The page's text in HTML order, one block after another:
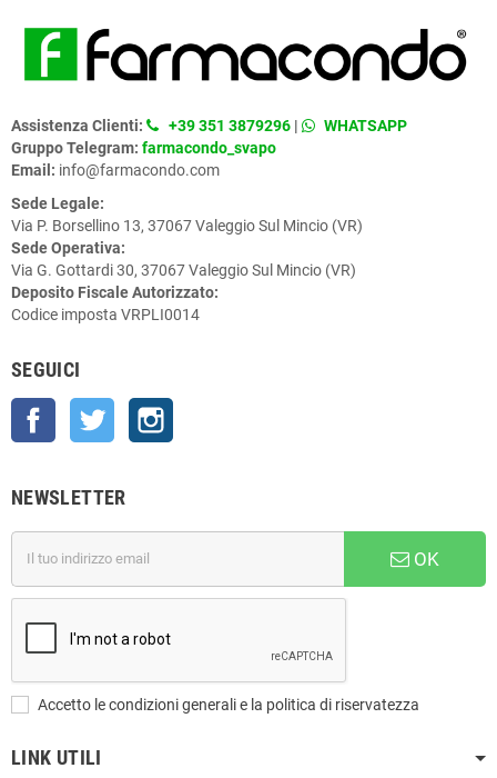
Assistenza Clienti: +39 351 3879296 |
WHATSAPP
Gruppo Telegram: farmacondo_svapo
Email: info@farmacondo.com
Sede Legale:
Via P. Borsellino 13, 37067 Valeggio Sul Mincio (VR)
Sede Operativa:
Via G. Gottardi 30, 37067 Valeggio Sul Mincio (VR)
Deposito Fiscale Autorizzato:
Codice imposta VRPLI0014
SEGUICI
Facebook Twitter
NEWSLETTER
OK
Accetto le condizioni generali e la politica di riservatezza
LINK UTILI